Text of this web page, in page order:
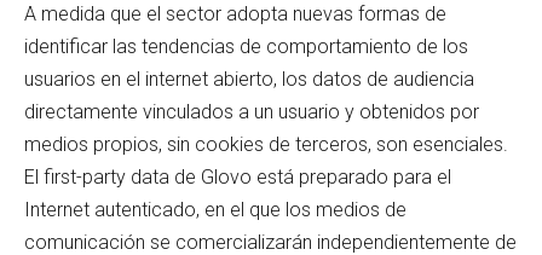
A medida que el sector adopta nuevas formas de
identificar las tendencias de comportamiento de los
usuarios en el internet abierto, los datos de audiencia
directamente vinculados a un usuario y obtenidos por
medios propios, sin cookies de terceros, son esenciales.
El first-party data de Glovo está preparado para el
Internet autenticado, en el que los medios de
comunicación se comercializarán independientemente de